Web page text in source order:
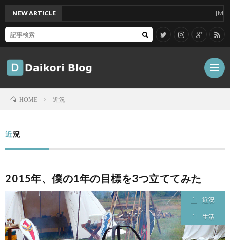
記
Tips
ェ
ル
旅
NEW ARTICLE [Mac]Mac
HOME 近況
近況
2015年、僕の1年の目標を3つ立ててみた
近況
生活